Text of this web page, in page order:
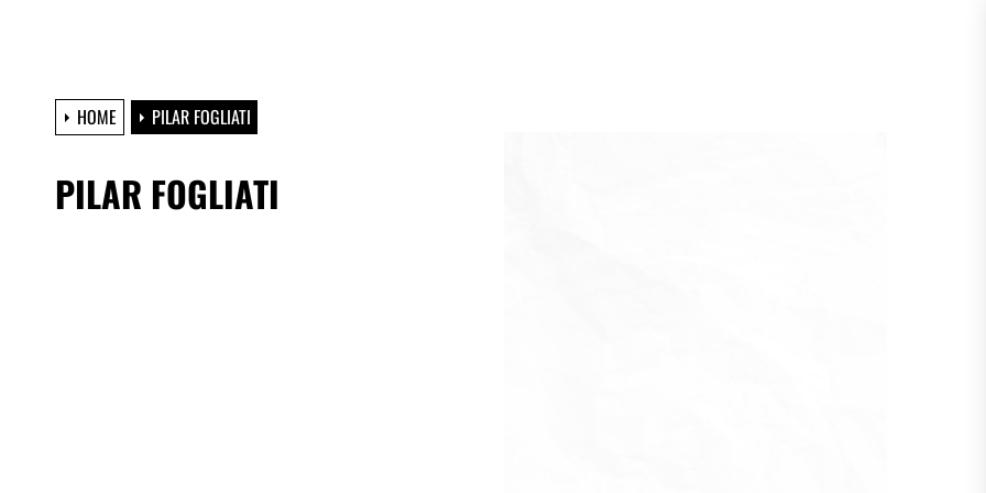
HOME PILAR FOGLIATI
PILAR FOGLIATI